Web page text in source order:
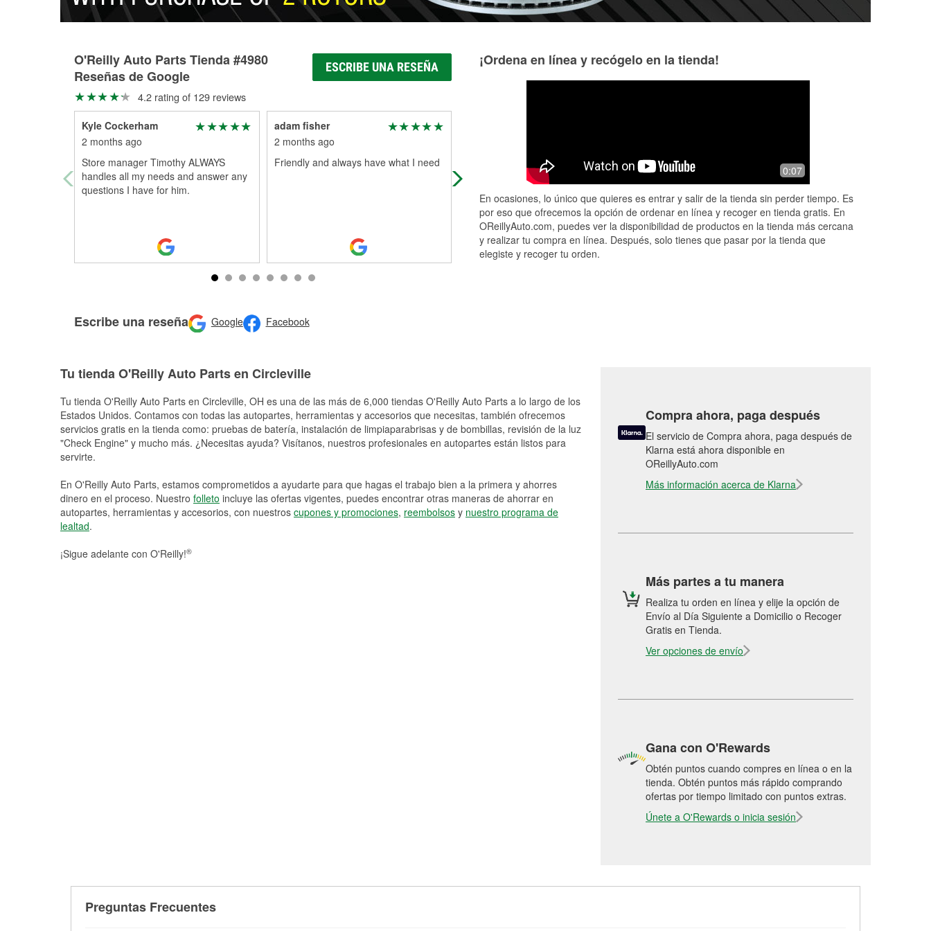
O'Reilly Auto Parts Tienda #4980
Reseñas de Google
ESCRIBE UNA RESEÑA
4.2 rating of 129 reviews
Kyle Cockerham
2 months ago
Store manager Timothy ALWAYS
handles all my needs and answer any
questions I have for him.
adam fisher
2 months ago
Friendly and always have what I need
Great service and most stuff in stock.
Ryan is very knowledgeable and has
Carsen went over and above with this
help when my altinator went out , he
I could get back on the road, Tha ...
Read More
Escribe una reseña Google Facebook
¡Ordena en línea y recógelo en la tienda!
0:07
En ocasiones, lo único que quieres es entrar y salir de la tienda sin perder tiempo. Es
por eso que ofrecemos la opción de ordenar en línea y recoger en tienda gratis. En
OReillyAuto.com, puedes ver la disponibilidad de productos en la tienda más cercana
y realizar tu compra en línea. Después, solo tienes que pasar por la tienda que
elegiste y recoger tu orden.
Tu tienda O'Reilly Auto Parts en Circleville
Tu tienda O'Reilly Auto Parts en Circleville, OH es una de las más de 6,000 tiendas O'Reilly Auto Parts a lo largo de los
Estados Unidos. Contamos con todas las autopartes, herramientas y accesorios que necesitas, también ofrecemos
servicios gratis en la tienda como: pruebas de batería, instalación de limpiaparabrisas y de bombillas, revisión de la luz
"Check Engine" y mucho más. ¿Necesitas ayuda? Visítanos, nuestros profesionales en autopartes están listos para
servirte.
En O'Reilly Auto Parts, estamos comprometidos a ayudarte para que hagas el trabajo bien a la primera y ahorres
dinero en el proceso. Nuestro folleto incluye las ofertas vigentes, puedes encontrar otras maneras de ahorrar en
autopartes, herramientas y accesorios, con nuestros cupones y promociones, reembolsos y nuestro programa de
lealtad.
¡Sigue adelante con O'Reilly!®
Compra ahora, paga después
El servicio de Compra ahora, paga después de
Klarna está ahora disponible en
OReillyAuto.com
Más información acerca de Klarna
Más partes a tu manera
Realiza tu orden en línea y elije la opción de
Envío al Día Siguiente a Domicilio o Recoger
Gratis en Tienda.
Ver opciones de envío
Gana con O'Rewards
Obtén puntos cuando compres en línea o en la
tienda. Obtén puntos más rápido comprando
ofertas por tiempo limitado con puntos extras.
Únete a O'Rewards o inicia sesión
Preguntas Frecuentes